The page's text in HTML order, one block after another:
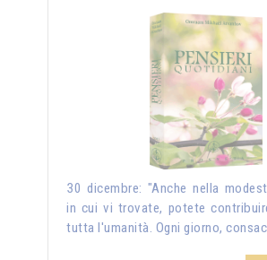
30 dicembre: "Anche nella
in cui vi trovate, potete
tutta l'umanità. Ogni giorno,